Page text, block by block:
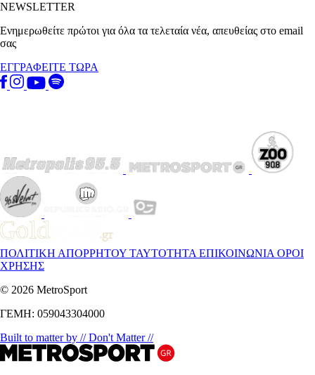
NEWSLETTER
Ενημερωθείτε πρώτοι για όλα τα τελεταία νέα, απευθείας στο email
σας
ΕΓΓΡΑΦΕΙΤΕ ΤΩΡΑ
ΠΟΛΙΤΙΚΗ ΑΠΟΡΡΗΤΟΥ ΤΑΥΤΟΤΗΤΑ ΕΠΙΚΟΙΝΩΝΙΑ ΟΡΟΙ
ΧΡΗΣΗΣ
© 2026 MetroSport
ΓΕΜΗ: 059043304000
Built to matter by // Don't Matter //